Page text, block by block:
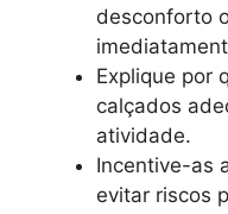
desconforto
Explique por
calçados
atividade.
Incentive-as
evitar riscos